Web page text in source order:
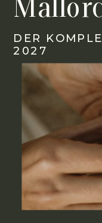
DER
2027
Der
2026